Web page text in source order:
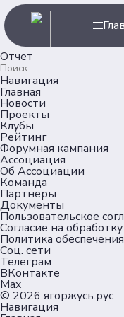
Отчет
Навигация
Главная
Новости
Проекты
Клубы
Рейтинг
Форумная кампания
Ассоциация
Об Ассоциации
Команда
Партнеры
Документы
Пользовательское
Согласие на
Политика
Соц. сети
Телеграм
ВКонтакте
Max
© 2026 ягоржусь.рус
Навигация